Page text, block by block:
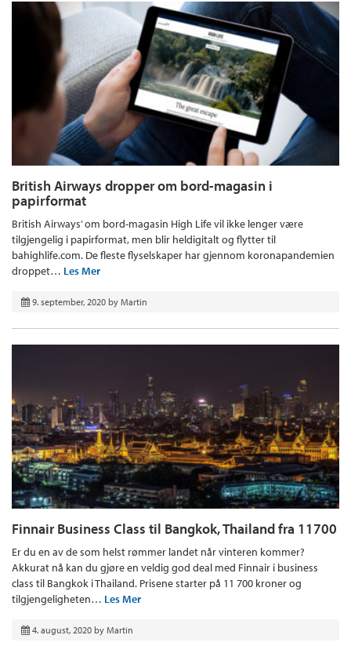
British Airways dropper om bord-magasin i
papirformat
British Airways’ om bord-magasin High Life vil ikke lenger være
tilgjengelig i papirformat, men blir heldigitalt og flytter til
bahighlife.com. De fleste flyselskaper har gjennom koronapandemien
droppet… Les Mer
9. september, 2020 by Martin
Finnair Business Class til Bangkok, Thailand fra 11700
Er du en av de som helst rømmer landet når vinteren kommer?
Akkurat nå kan du gjøre en veldig god deal med Finnair i business
class til Bangkok i Thailand. Prisene starter på 11 700 kroner og
tilgjengeligheten… Les Mer
4. august, 2020 by Martin